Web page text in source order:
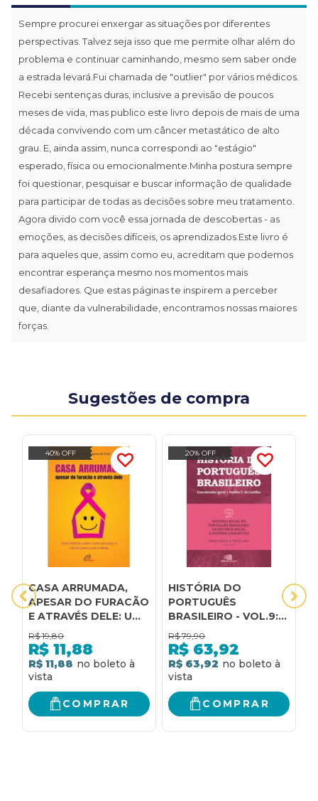
Sempre procurei enxergar as situações por diferentes
perspectivas. Talvez seja isso que me permite olhar além do
problema e continuar caminhando, mesmo sem saber onde
a estrada levará.Fui chamada de "outlier" por vários médicos.
Recebi sentenças duras, inclusive a previsão de poucos
meses de vida, mas publico este livro depois de mais de uma
década convivendo com um câncer metastático de alto
grau. E, ainda assim, nunca correspondi ao "estágio"
esperado, física ou emocionalmente.Minha postura sempre
foi questionar, pesquisar e buscar informação de qualidade
para participar de todas as decisões sobre meu tratamento.
Agora divido com você essa jornada de descobertas - as
emoções, as decisões difíceis, os aprendizados.Este livro é
para aqueles que, assim como eu, acreditam que podemos
encontrar esperança mesmo nos momentos mais
desafiadores. Que estas páginas te inspirem a perceber
que, diante da vulnerabilidade, encontramos nossas maiores
forças.
Sugestões de compra
40% OFF
CASA ARRUMADA,
APESAR DO FURACÃO
E ATRAVÉS DELE: UMA
HISTÓRIA SOBRE
COMO ENCARAR O
CÂNCER PARA CURAR
A ALMA
R$ 19,80
R$ 11,88
R$ 11,88
COMPRAR
20% OFF
HISTÓRIA DO
PORTUGUÊS
BRASILEIRO - VOL.9:
HISTÓRIA SOCIAL DO
PORTUGUÊS
BRASILEIRO: DA
HISTÓRIA SOCIAL À
LINGUÍSTICA
R$ 79,90
R$ 63,92
R$ 63,92
COMPRAR